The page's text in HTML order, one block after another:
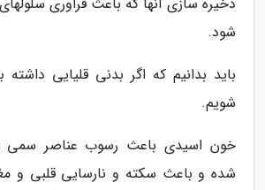
شود.
باید بدانیم که اگر بدنی قلیایی
شویم.
خون اسیدی باعث رسوب عناصر سمی
شده و باعث سکته و نارسایی قلبی و